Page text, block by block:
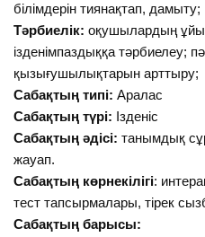
білімдерін тиянақтап, дамыту;
Тәрбиелік: оқушылардың
ізденімпаздыққа тәрбиелеу;
қызығушылықтарын арттыру;
Сабақтың типі: Аралас
Сабақтың түрі: Ізденіс
Сабақтың әдісі: танымдық
жауап.
Сабақтың көрнекілігі:
тест тапсырмалары, тірек
Сабақтың барысы: